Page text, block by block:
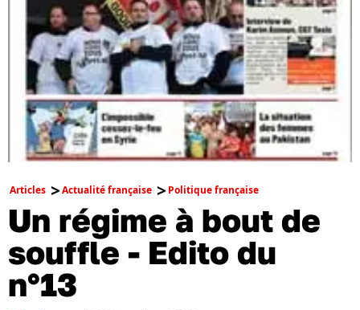
Articles Actualité française Politique française
Un régime à bout de
souffle - Edito du
n°13